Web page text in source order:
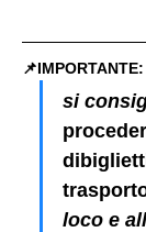
📌IMPORTANTE:
si
loco e